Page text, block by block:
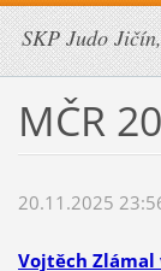
SKP Judo
MČR
20.11.2025
Vojtěch